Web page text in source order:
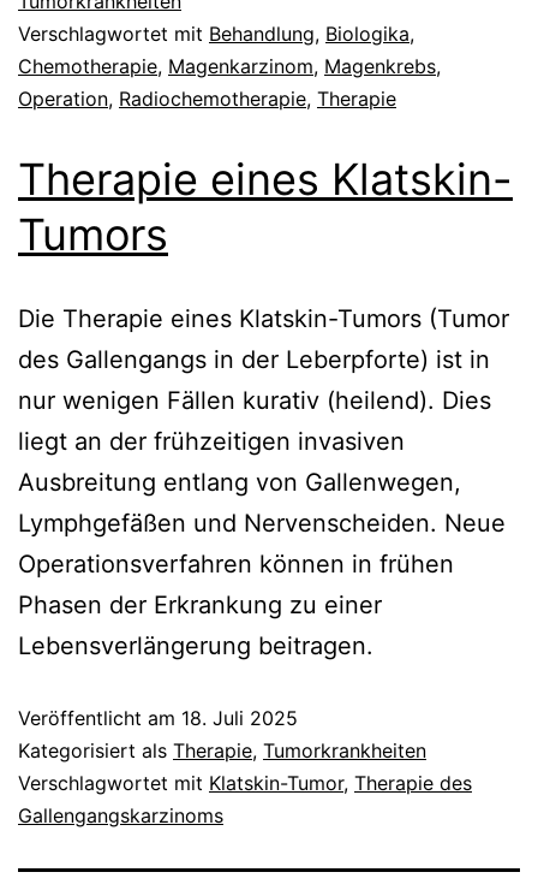
Verschlagwortet mit Behandlung, Biologika,
Chemotherapie, Magenkarzinom, Magenkrebs,
Operation, Radiochemotherapie, Therapie
Therapie eines Klatskin-
Tumors
Die Therapie eines Klatskin-Tumors (Tumor
des Gallengangs in der Leberpforte) ist in
nur wenigen Fällen kurativ (heilend). Dies
liegt an der frühzeitigen invasiven
Ausbreitung entlang von Gallenwegen,
Lymphgefäßen und Nervenscheiden. Neue
Operationsverfahren können in frühen
Phasen der Erkrankung zu einer
Lebensverlängerung beitragen.
Veröffentlicht am 18. Juli 2025
Kategorisiert als Therapie, Tumorkrankheiten
Verschlagwortet mit Klatskin-Tumor, Therapie des
Gallengangskarzinoms